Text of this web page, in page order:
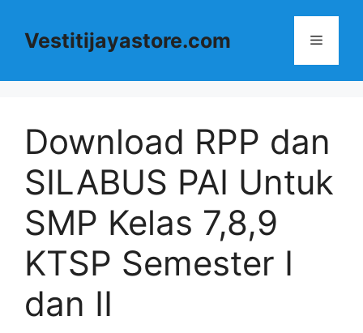
Vestitijayastore.com Menu
Download RPP dan
SILABUS PAI Untuk
SMP Kelas 7,8,9
KTSP Semester I
dan II